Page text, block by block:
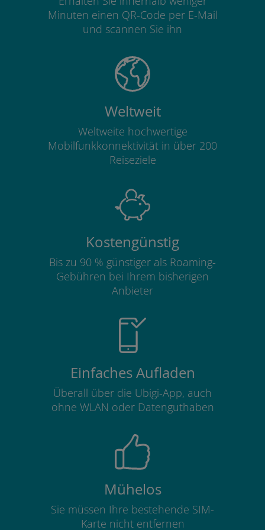
Minuten einen QR-Code per E-Mail
und scannen Sie ihn
Weltweit
Weltweite hochwertige
Mobilfunkkonnektivität in über 200
Reiseziele
Kostengünstig
Bis zu 90 % günstiger als Roaming-
Gebühren bei Ihrem bisherigen
Anbieter
Einfaches Aufladen
Überall über die Ubigi-App, auch
ohne WLAN oder Datenguthaben
Mühelos
Sie müssen Ihre bestehende SIM-
Karte nicht entfernen